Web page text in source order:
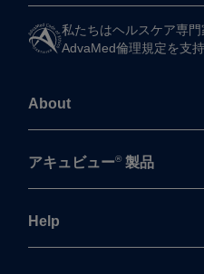
私たちは​ヘルスケア専
AdvaMed倫理規定を​支持
About
アキュビュー® 製品
Help